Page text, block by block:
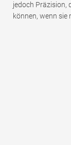
jedoch Präzision,
können, wenn